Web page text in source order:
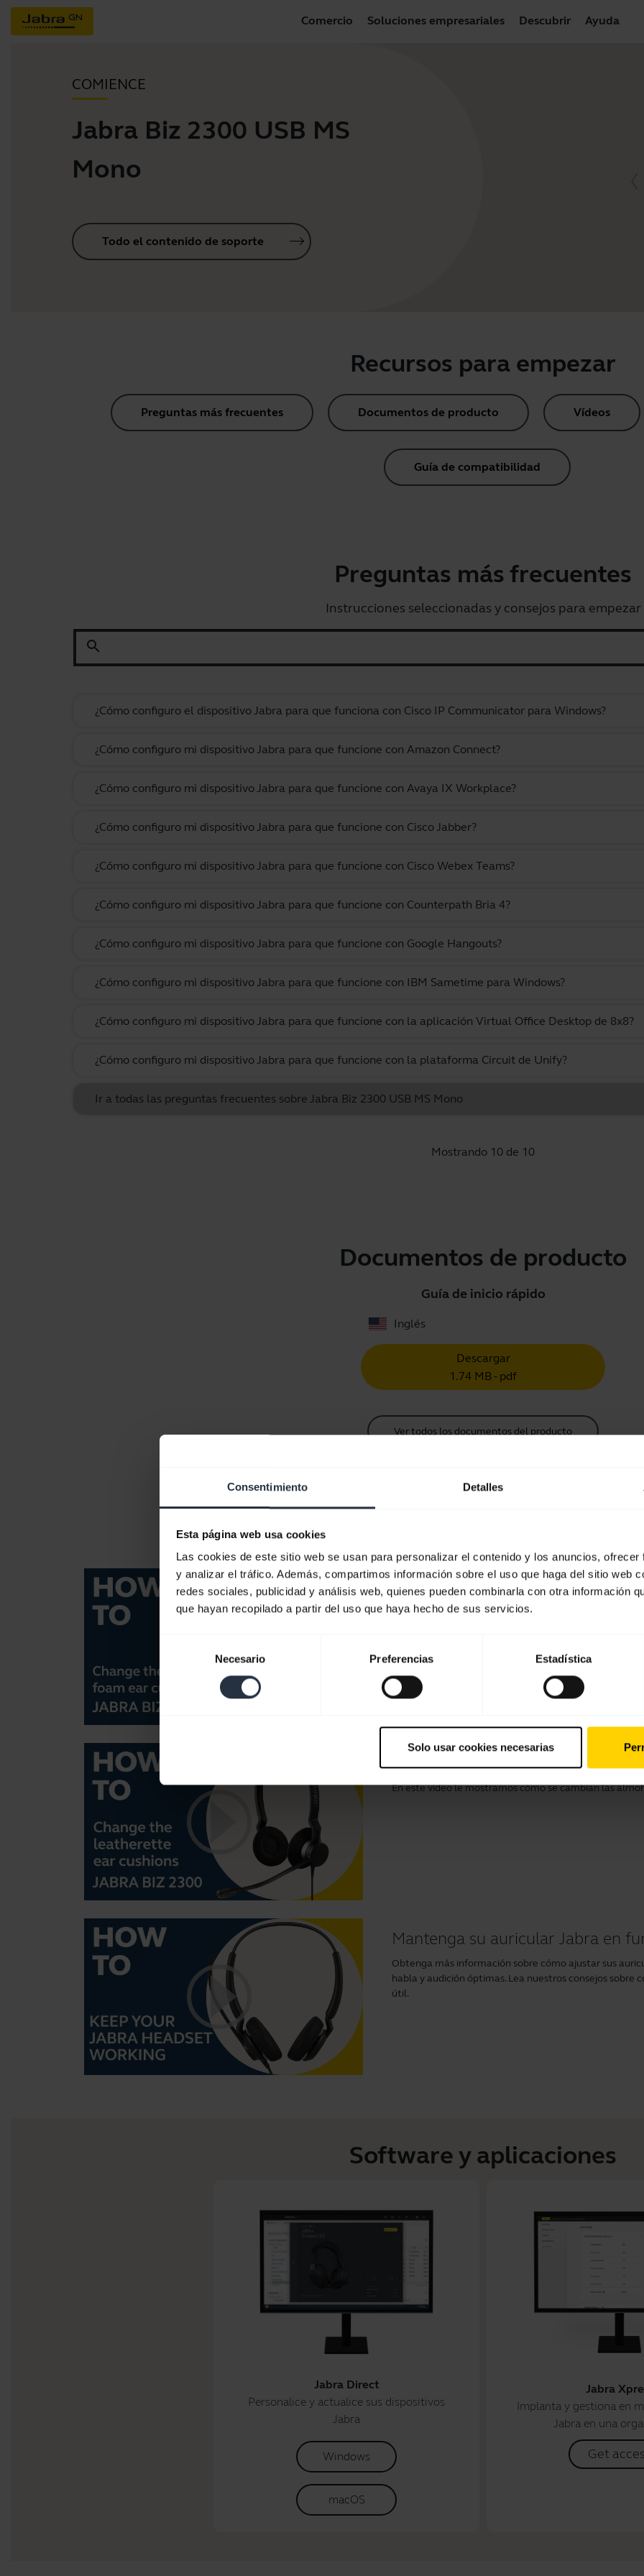
Consentimiento Detalles
Esta página web usa cookies
Las cookies de este sitio web se usan para personalizar el contenido y los anuncios,
y analizar el tráfico. Además, compartimos información sobre el uso que haga del sitio web
redes sociales, publicidad y análisis web, quienes pueden combinarla con otra información
que hayan recopilado a partir del uso que haya hecho de sus servicios.
consentimiento
Necesario Preferencias Estadística
Solo usar cookies necesarias
Comercio Soluciones empresariales Descubrir Ayuda
COMIENCE
Jabra Biz 2300 USB MS
Mono
Todo el contenido de soporte
Recursos para empezar
Preguntas más frecuentes Documentos de producto Vídeos
Guía de compatibilidad
Preguntas más frecuentes
Instrucciones seleccionadas y consejos para empezar
search
¿Cómo configuro el dispositivo Jabra para que funciona con Cisco IP Communicator para Windows?
¿Cómo configuro mi dispositivo Jabra para que funcione con Amazon Connect?
¿Cómo configuro mi dispositivo Jabra para que funcione con Avaya IX Workplace?
¿Cómo configuro mi dispositivo Jabra para que funcione con Cisco Jabber?
¿Cómo configuro mi dispositivo Jabra para que funcione con Cisco Webex Teams?
¿Cómo configuro mi dispositivo Jabra para que funcione con Counterpath Bria 4?
¿Cómo configuro mi dispositivo Jabra para que funcione con Google Hangouts?
¿Cómo configuro mi dispositivo Jabra para que funcione con IBM Sametime para Windows?
¿Cómo configuro mi dispositivo Jabra para que funcione con la aplicación Virtual Office Desktop de 8x8?
¿Cómo configuro mi dispositivo Jabra para que funcione con la plataforma Circuit de Unify?
Ir a todas las preguntas frecuentes sobre Jabra Biz 2300 USB MS Mono
Mostrando 10 de 10
Documentos de producto
Guía de inicio rápido
Inglés
Descargar
1.74 MB - pdf
Ver todos los documentos del producto
Cómo cambiar las almohadillas
En este vídeo le mostramos cómo se cambian las
Cómo cambiar las almohadillas
En este vídeo le mostramos cómo se cambian las
Mantenga su auricular Jabra en
Obtenga más información sobre cómo ajustar sus
habla y audición óptimas. Lea nuestros consejos sobre
útil.
Software y aplicaciones
Jabra Direct
Personalice y actualice sus dispositivos
Jabra
Windows
macOS
Jabra
Implanta y gestiona en
Jabra en una
Get